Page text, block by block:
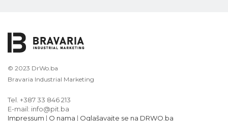
© 2023 DrWo.ba
Bravaria Industrial Marketing
Tel. +387 33 846 213
E-mail: info@pit.ba
Impressum | O nama | Oglašavajte se na DRWO.ba